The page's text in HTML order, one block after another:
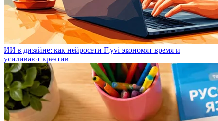
ИИ в дизайне: как нейросети Flyvi экономят время и
усиливают креатив